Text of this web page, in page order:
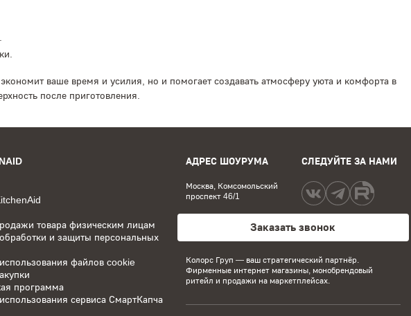
ваше время и усилия, но и помогает создавать атмосферу уюта и комфорта в
после приготовления.
товара физическим лицам
и защиты персональных
файлов cookie
программа
сервиса СмартКапча
АДРЕС ШОУРУМА
Москва, Комсомольский
проспект 46/1
СЛЕДУЙТЕ ЗА НАМИ
Заказать звонок
Колорс Груп — ваш стратегический партнёр.
Фирменные интернет магазины, монобрендовый
ритейл и продажи на маркетплейсах.